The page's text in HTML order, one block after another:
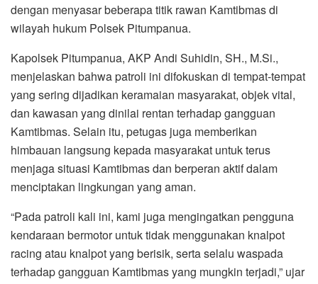
dengan menyasar beberapa titik rawan Kamtibmas di
wilayah hukum Polsek Pitumpanua.
Kapolsek Pitumpanua, AKP Andi Suhidin, SH., M.Si.,
menjelaskan bahwa patroli ini difokuskan di tempat-tempat
yang sering dijadikan keramaian masyarakat, objek vital,
dan kawasan yang dinilai rentan terhadap gangguan
Kamtibmas. Selain itu, petugas juga memberikan
himbauan langsung kepada masyarakat untuk terus
menjaga situasi Kamtibmas dan berperan aktif dalam
menciptakan lingkungan yang aman.
“Pada patroli kali ini, kami juga mengingatkan pengguna
kendaraan bermotor untuk tidak menggunakan knalpot
racing atau knalpot yang berisik, serta selalu waspada
terhadap gangguan Kamtibmas yang mungkin terjadi,” ujar